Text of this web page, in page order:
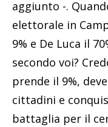
aggiunto -.
elettorale in
9% e De Luca il
secondo voi?
prende il 9%,
cittadini e
battaglia per il